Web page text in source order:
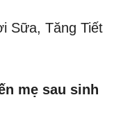
Sữa, Tăng Tiết
mẹ sau sinh